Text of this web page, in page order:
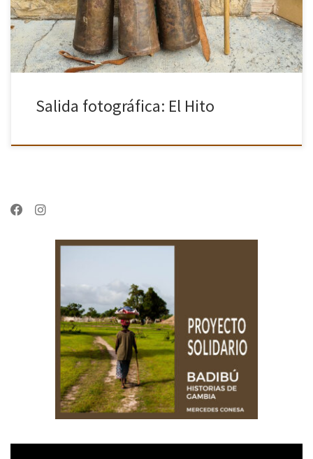
Salida fotográfica: El Hito